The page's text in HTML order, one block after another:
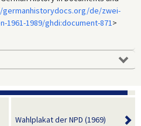
de/zwei-
1961-1989/ghdi:document-871>
Wahlplakat der NPD (1969)